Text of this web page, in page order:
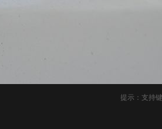
提示：支持